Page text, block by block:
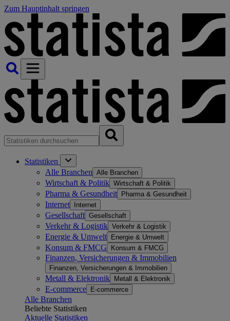
Zum Hauptinhalt springen
Statistiken
Alle Branchen Alle Branchen
Wirtschaft & Politik Wirtschaft & Politik
Pharma & Gesundheit Pharma & Gesundheit
Internet Internet
Gesellschaft Gesellschaft
Verkehr & Logistik Verkehr & Logistik
Energie & Umwelt Energie & Umwelt
Konsum & FMCG Konsum & FMCG
Finanzen, Versicherungen & Immobilien
Finanzen, Versicherungen & Immobilien
Metall & Elektronik Metall & Elektronik
E-commerce E-commerce
Alle Branchen
Beliebte Statistiken
Aktuelle Statistiken